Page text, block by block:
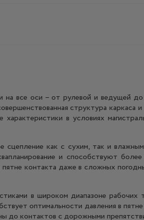
на все оси – от рулевой и ведущей
структура каркаса и
в условиях
сцепление как с сухим, так и
и способствуют
контакта даже в сложных
в широком диапазоне рабочих
оптимальности давления в
до контактов с дорожными